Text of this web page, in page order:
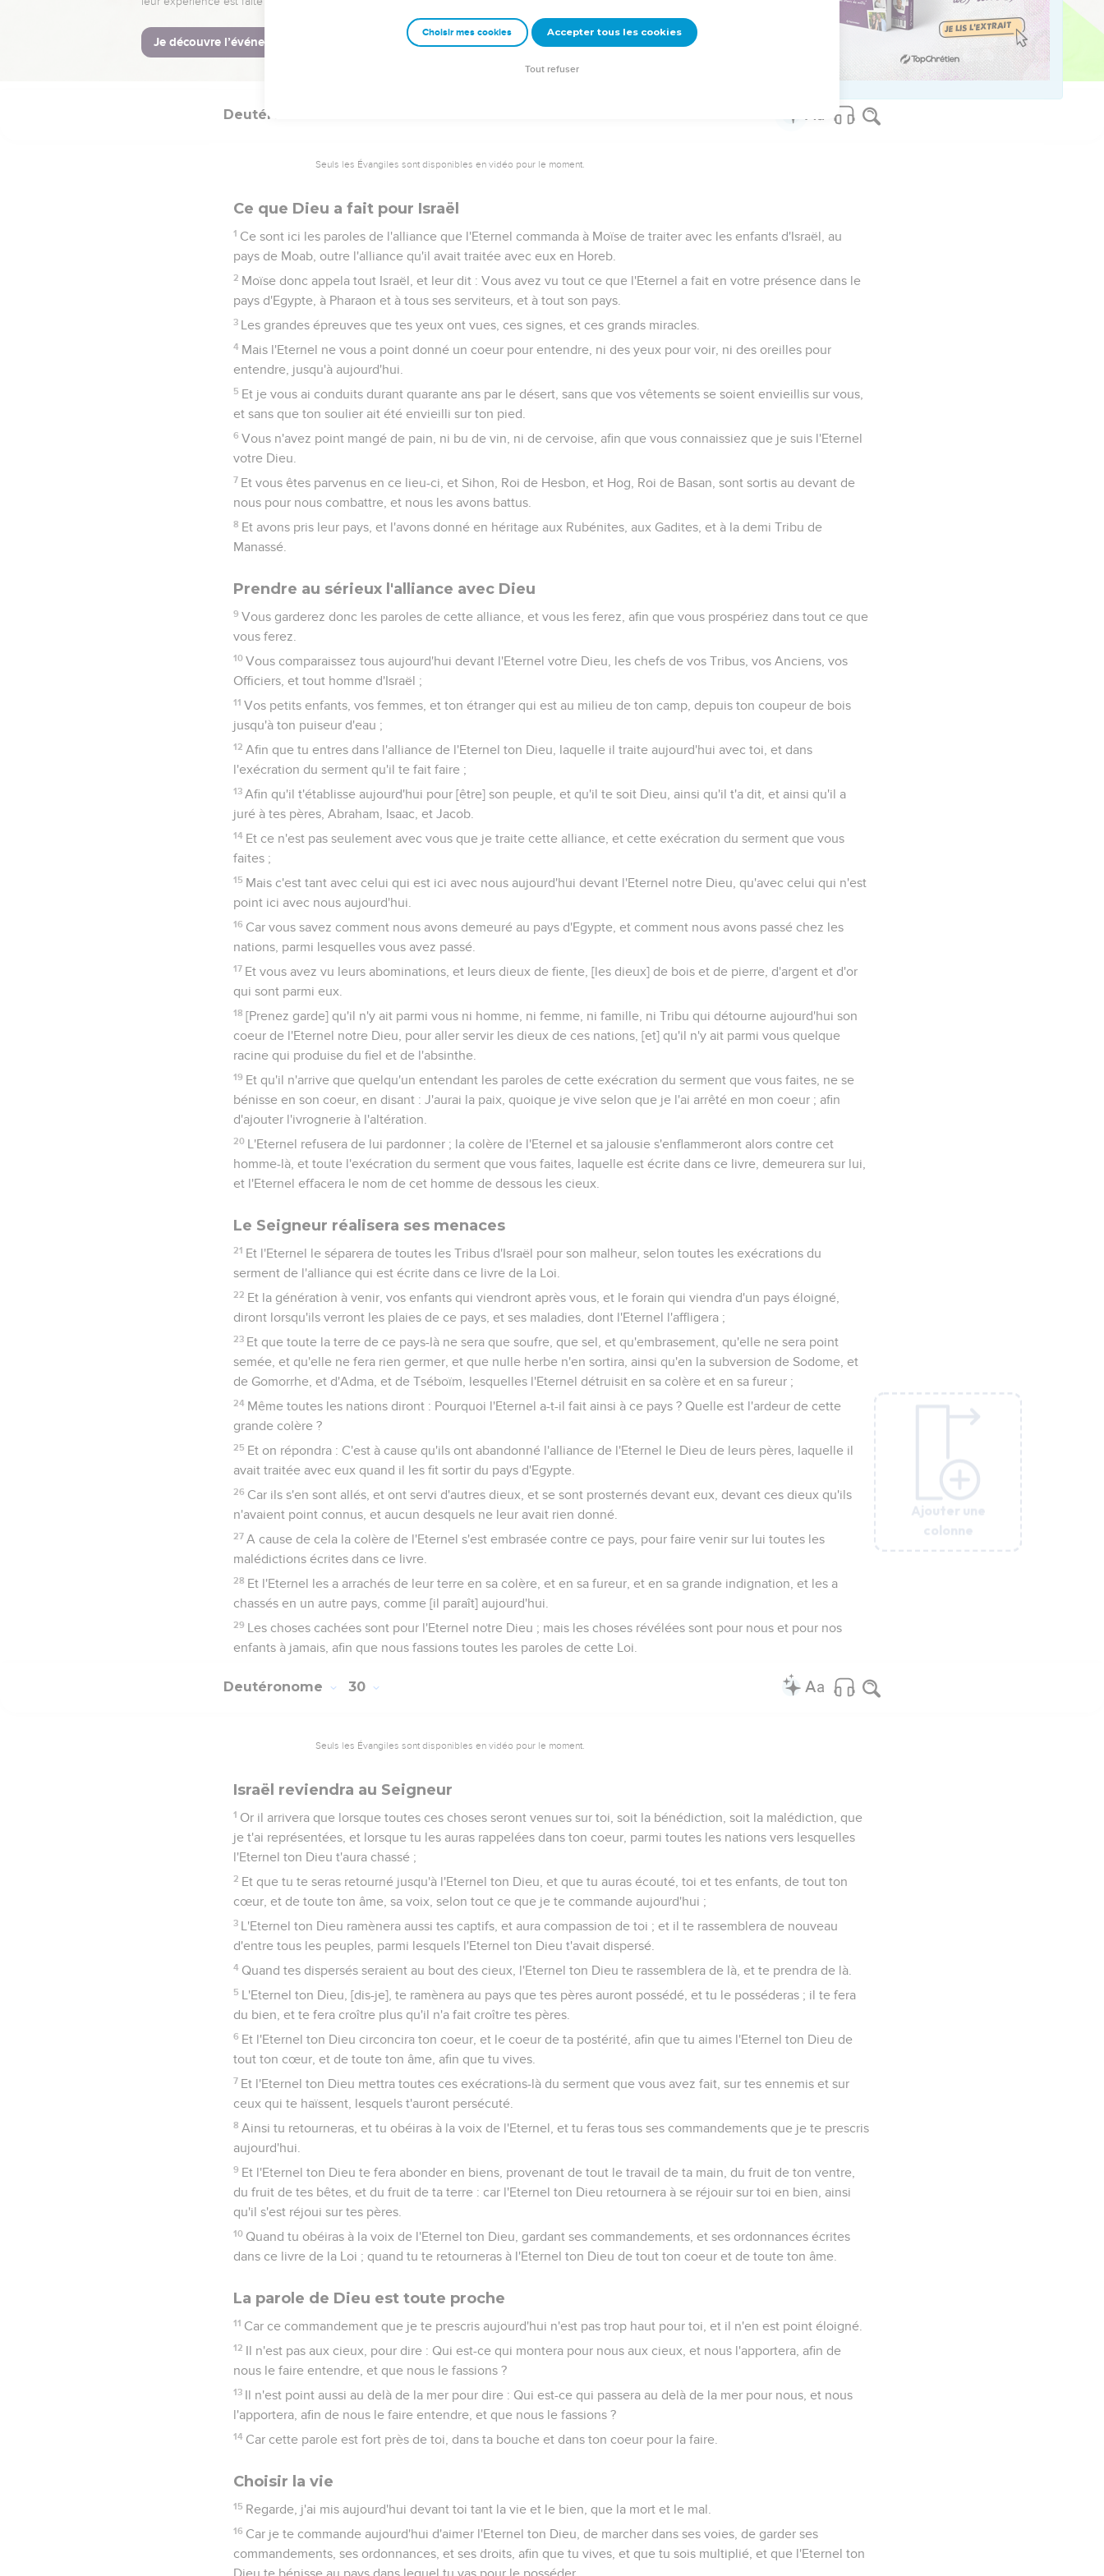
DERNIER DISCOURS DE MOÏSE
Ajouter une
colonne
Deutéronome
Seuls les Évangiles sont disponibles en vidéo pour le moment.
Ce que Dieu a fait pour Israël
1 Ce sont ici les paroles de l'alliance que l'Eternel commanda à Moïse de traiter avec les enfants d'Israël, au
pays de Moab, outre l'alliance qu'il avait traitée avec eux en Horeb.
2 Moïse donc appela tout Israël, et leur dit : Vous avez vu tout ce que l'Eternel a fait en votre présence dans le
pays d'Egypte, à Pharaon et à tous ses serviteurs, et à tout son pays.
3 Les grandes épreuves que tes yeux ont vues, ces signes, et ces grands miracles.
4 Mais l'Eternel ne vous a point donné un coeur pour entendre, ni des yeux pour voir, ni des oreilles pour
entendre, jusqu'à aujourd'hui.
5 Et je vous ai conduits durant quarante ans par le désert, sans que vos vêtements se soient envieillis sur vous,
et sans que ton soulier ait été envieilli sur ton pied.
6 Vous n'avez point mangé de pain, ni bu de vin, ni de cervoise, afin que vous connaissiez que je suis l'Eternel
votre Dieu.
7 Et vous êtes parvenus en ce lieu-ci, et Sihon, Roi de Hesbon, et Hog, Roi de Basan, sont sortis au devant de
nous pour nous combattre, et nous les avons battus.
8 Et avons pris leur pays, et l'avons donné en héritage aux Rubénites, aux Gadites, et à la demi Tribu de
Manassé.
Prendre au sérieux l'alliance avec Dieu
9 Vous garderez donc les paroles de cette alliance, et vous les ferez, afin que vous prospériez dans tout ce que
vous ferez.
10 Vous comparaissez tous aujourd'hui devant l'Eternel votre Dieu, les chefs de vos Tribus, vos Anciens, vos
Officiers, et tout homme d'Israël ;
11 Vos petits enfants, vos femmes, et ton étranger qui est au milieu de ton camp, depuis ton coupeur de bois
jusqu'à ton puiseur d'eau ;
12 Afin que tu entres dans l'alliance de l'Eternel ton Dieu, laquelle il traite aujourd'hui avec toi, et dans
l'exécration du serment qu'il te fait faire ;
13 Afin qu'il t'établisse aujourd'hui pour [être] son peuple, et qu'il te soit Dieu, ainsi qu'il t'a dit, et ainsi qu'il a
juré à tes pères, Abraham, Isaac, et Jacob.
14 Et ce n'est pas seulement avec vous que je traite cette alliance, et cette exécration du serment que vous
faites ;
15 Mais c'est tant avec celui qui est ici avec nous aujourd'hui devant l'Eternel notre Dieu, qu'avec celui qui n'est
point ici avec nous aujourd'hui.
16 Car vous savez comment nous avons demeuré au pays d'Egypte, et comment nous avons passé chez les
nations, parmi lesquelles vous avez passé.
17 Et vous avez vu leurs abominations, et leurs dieux de fiente, [les dieux] de bois et de pierre, d'argent et d'or
qui sont parmi eux.
18 [Prenez garde] qu'il n'y ait parmi vous ni homme, ni femme, ni famille, ni Tribu qui détourne aujourd'hui son
coeur de l'Eternel notre Dieu, pour aller servir les dieux de ces nations, [et] qu'il n'y ait parmi vous quelque
racine qui produise du fiel et de l'absinthe.
19 Et qu'il n'arrive que quelqu'un entendant les paroles de cette exécration du serment que vous faites, ne se
bénisse en son coeur, en disant : J'aurai la paix, quoique je vive selon que je l'ai arrêté en mon coeur ; afin
d'ajouter l'ivrognerie à l'altération.
20 L'Eternel refusera de lui pardonner ; la colère de l'Eternel et sa jalousie s'enflammeront alors contre cet
homme-là, et toute l'exécration du serment que vous faites, laquelle est écrite dans ce livre, demeurera sur lui,
et l'Eternel effacera le nom de cet homme de dessous les cieux.
Le Seigneur réalisera ses menaces
21 Et l'Eternel le séparera de toutes les Tribus d'Israël pour son malheur, selon toutes les exécrations du
serment de l'alliance qui est écrite dans ce livre de la Loi.
22 Et la génération à venir, vos enfants qui viendront après vous, et le forain qui viendra d'un pays éloigné,
diront lorsqu'ils verront les plaies de ce pays, et ses maladies, dont l'Eternel l'affligera ;
23 Et que toute la terre de ce pays-là ne sera que soufre, que sel, et qu'embrasement, qu'elle ne sera point
semée, et qu'elle ne fera rien germer, et que nulle herbe n'en sortira, ainsi qu'en la subversion de Sodome, et
de Gomorrhe, et d'Adma, et de Tséboïm, lesquelles l'Eternel détruisit en sa colère et en sa fureur ;
24 Même toutes les nations diront : Pourquoi l'Eternel a-t-il fait ainsi à ce pays ? Quelle est l'ardeur de cette
grande colère ?
25 Et on répondra : C'est à cause qu'ils ont abandonné l'alliance de l'Eternel le Dieu de leurs pères, laquelle il
avait traitée avec eux quand il les fit sortir du pays d'Egypte.
26 Car ils s'en sont allés, et ont servi d'autres dieux, et se sont prosternés devant eux, devant ces dieux qu'ils
n'avaient point connus, et aucun desquels ne leur avait rien donné.
27 A cause de cela la colère de l'Eternel s'est embrasée contre ce pays, pour faire venir sur lui toutes les
malédictions écrites dans ce livre.
28 Et l'Eternel les a arrachés de leur terre en sa colère, et en sa fureur, et en sa grande indignation, et les a
chassés en un autre pays, comme [il paraît] aujourd'hui.
29 Les choses cachées sont pour l'Eternel notre Dieu ; mais les choses révélées sont pour nous et pour nos
enfants à jamais, afin que nous fassions toutes les paroles de cette Loi.
Ajouter une
colonne
Deutéronome 30
Seuls les Évangiles sont disponibles en vidéo pour le moment.
Israël reviendra au Seigneur
1 Or il arrivera que lorsque toutes ces choses seront venues sur toi, soit la bénédiction, soit la malédiction, que
je t'ai représentées, et lorsque tu les auras rappelées dans ton coeur, parmi toutes les nations vers lesquelles
l'Eternel ton Dieu t'aura chassé ;
2 Et que tu te seras retourné jusqu'à l'Eternel ton Dieu, et que tu auras écouté, toi et tes enfants, de tout ton
cœur, et de toute ton âme, sa voix, selon tout ce que je te commande aujourd'hui ;
3 L'Eternel ton Dieu ramènera aussi tes captifs, et aura compassion de toi ; et il te rassemblera de nouveau
d'entre tous les peuples, parmi lesquels l'Eternel ton Dieu t'avait dispersé.
4 Quand tes dispersés seraient au bout des cieux, l'Eternel ton Dieu te rassemblera de là, et te prendra de là.
5 L'Eternel ton Dieu, [dis-je], te ramènera au pays que tes pères auront possédé, et tu le posséderas ; il te fera
du bien, et te fera croître plus qu'il n'a fait croître tes pères.
6 Et l'Eternel ton Dieu circoncira ton coeur, et le coeur de ta postérité, afin que tu aimes l'Eternel ton Dieu de
tout ton cœur, et de toute ton âme, afin que tu vives.
7 Et l'Eternel ton Dieu mettra toutes ces exécrations-là du serment que vous avez fait, sur tes ennemis et sur
ceux qui te haïssent, lesquels t'auront persécuté.
8 Ainsi tu retourneras, et tu obéiras à la voix de l'Eternel, et tu feras tous ses commandements que je te prescris
aujourd'hui.
9 Et l'Eternel ton Dieu te fera abonder en biens, provenant de tout le travail de ta main, du fruit de ton ventre,
du fruit de tes bêtes, et du fruit de ta terre : car l'Eternel ton Dieu retournera à se réjouir sur toi en bien, ainsi
qu'il s'est réjoui sur tes pères.
10 Quand tu obéiras à la voix de l'Eternel ton Dieu, gardant ses commandements, et ses ordonnances écrites
dans ce livre de la Loi ; quand tu te retourneras à l'Eternel ton Dieu de tout ton coeur et de toute ton âme.
La parole de Dieu est toute proche
11 Car ce commandement que je te prescris aujourd'hui n'est pas trop haut pour toi, et il n'en est point éloigné.
12 Il n'est pas aux cieux, pour dire : Qui est-ce qui montera pour nous aux cieux, et nous l'apportera, afin de
nous le faire entendre, et que nous le fassions ?
13 Il n'est point aussi au delà de la mer pour dire : Qui est-ce qui passera au delà de la mer pour nous, et nous
l'apportera, afin de nous le faire entendre, et que nous le fassions ?
14 Car cette parole est fort près de toi, dans ta bouche et dans ton coeur pour la faire.
Choisir la vie
15 Regarde, j'ai mis aujourd'hui devant toi tant la vie et le bien, que la mort et le mal.
16 Car je te commande aujourd'hui d'aimer l'Eternel ton Dieu, de marcher dans ses voies, de garder ses
commandements, ses ordonnances, et ses droits, afin que tu vives, et que tu sois multiplié, et que l'Eternel ton
Dieu te bénisse au pays dans lequel tu vas pour le posséder.
Ajouter une
colonne
Ajouter une
colonne
Ajouter une
colonne
Choisir mes cookies Accepter tous les cookies
Tout refuser